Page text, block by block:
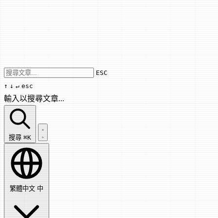
Use arrow keys to navigate results,
ESC
↑ ↓ ↵ esc
輸入以搜尋文章...
搜尋文章...
搜尋 ⌘K
繁體中文 中